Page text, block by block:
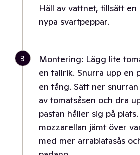
Häll av vattnet, tillsätt
nypa svartpeppar.
3
Montering: Lägg lite
en tallrik. Snurra upp en
en tång. Sätt ner
av tomatsåsen och dra
pastan håller sig på
mozzarellan jämt över
med mer arrabiatasås